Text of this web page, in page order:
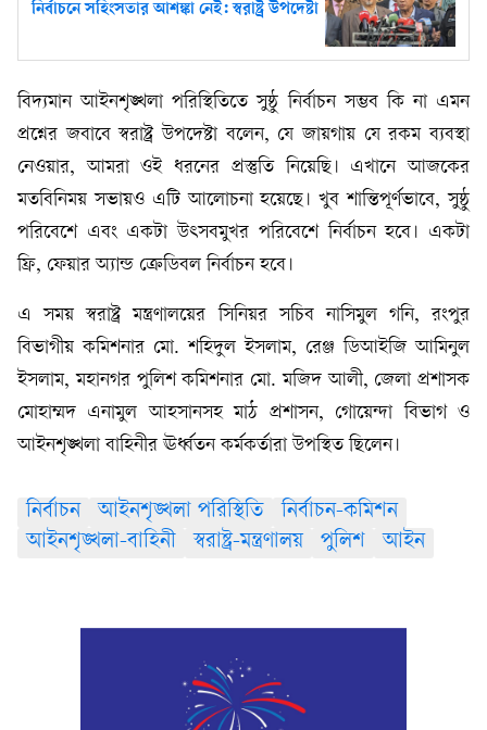
নির্বাচনে সহিংসতার আশঙ্কা নেই: স্বরাষ্ট্র উপদেষ্টা
বিদ্যমান আইনশৃঙ্খলা পরিস্থিতিতে সুষ্ঠু নির্বাচন সম্ভব কি না এমন
প্রশ্নের জবাবে স্বরাষ্ট্র উপদেষ্টা বলেন, যে জায়গায় যে রকম ব্যবস্থা
নেওয়ার, আমরা ওই ধরনের প্রস্তুতি নিয়েছি। এখানে আজকের
মতবিনিময় সভায়ও এটি আলোচনা হয়েছে। খুব শান্তিপূর্ণভাবে, সুষ্ঠু
পরিবেশে এবং একটা উৎসবমুখর পরিবেশে নির্বাচন হবে। একটা
ফ্রি, ফেয়ার অ্যান্ড ক্রেডিবল নির্বাচন হবে।
এ সময় স্বরাষ্ট্র মন্ত্রণালয়ের সিনিয়র সচিব নাসিমুল গনি, রংপুর
বিভাগীয় কমিশনার মো. শহিদুল ইসলাম, রেঞ্জ ডিআইজি আমিনুল
ইসলাম, মহানগর পুলিশ কমিশনার মো. মজিদ আলী, জেলা প্রশাসক
মোহাম্মদ এনামুল আহসানসহ মাঠ প্রশাসন, গোয়েন্দা বিভাগ ও
আইনশৃঙ্খলা বাহিনীর ঊর্ধ্বতন কর্মকর্তারা উপস্থিত ছিলেন।
নির্বাচন আইনশৃঙ্খলা পরিস্থিতি
নির্বাচন-কমিশন
আইনশৃঙ্খলা-বাহিনী
স্বরাষ্ট্র-মন্ত্রণালয় পুলিশ আইন